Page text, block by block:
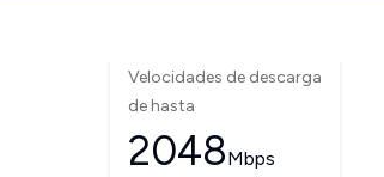
Velocidades de descarga
de hasta
2048Mbps